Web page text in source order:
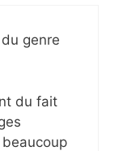
genre
du fait